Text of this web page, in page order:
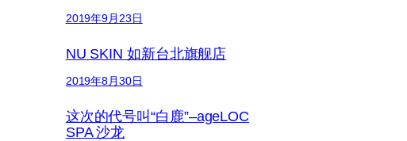
2019年9月23日
NU SKIN 如新台北旗舰店
2019年8月30日
这次的代号叫“白鹿”–ageLOC
SPA 沙龙